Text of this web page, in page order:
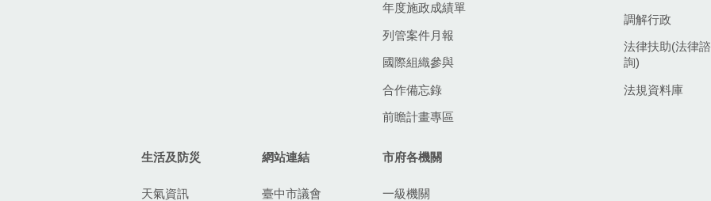
年度施政成績單
列管案件月報
國際組織參與
合作備忘錄
前瞻計畫專區
調解行政
法律扶助(法律諮
詢)
法規資料庫
生活及防災
天氣資訊
網站連結
臺中市議會
市府各機關
一級機關